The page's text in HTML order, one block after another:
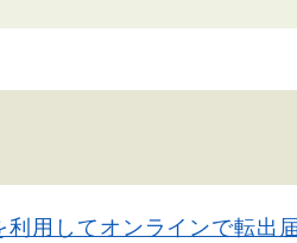
利用してオンラインで転出